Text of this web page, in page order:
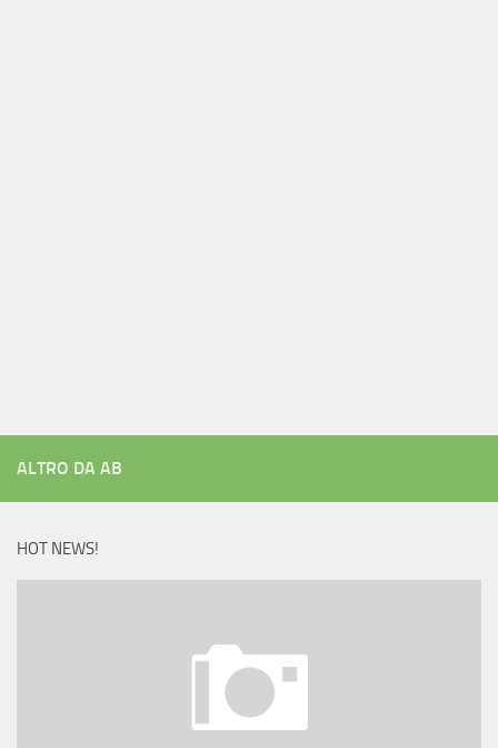
ALTRO DA AB
HOT NEWS!